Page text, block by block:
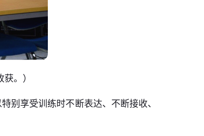
。）
别享受训练时不断表达、不断接收、